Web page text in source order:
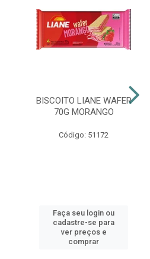
BISCOITO LIANE WAFER
70G MORANGO
Código: 51172
Faça seu login ou
cadastre-se para
ver preços e
comprar